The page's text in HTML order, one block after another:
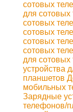
сотовых
для
сотовых
сотовых
сотовых
сотовых
для
устройства
планшетов
мобильных
Зарядные
телефонов/